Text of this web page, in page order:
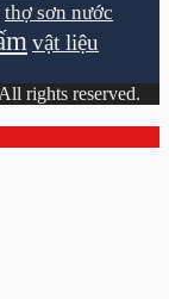
thợ sơn nước
vật liệu
rights reserved.